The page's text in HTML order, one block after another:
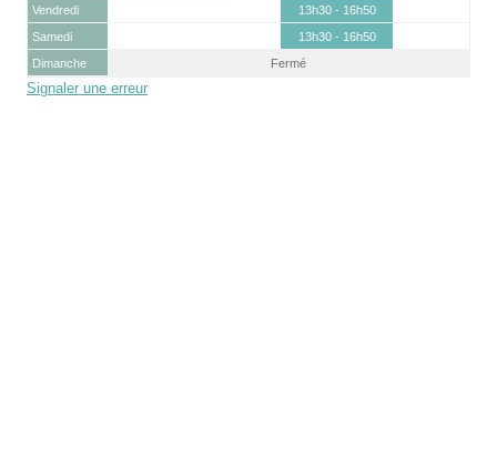
Vendredi
13h30 - 16h50
Samedi
13h30 - 16h50
Dimanche
Fermé
Signaler une erreur